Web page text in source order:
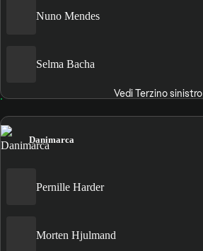
Nuno Mendes
Selma Bacha
Vedi Terzino sinistro
Danimarca
Pernille Harder
Morten Hjulmand